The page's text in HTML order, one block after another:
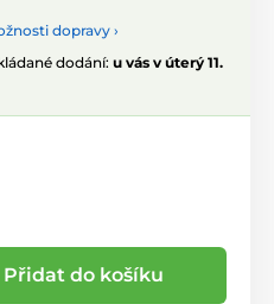
dopravy ›
dodání: u vás v úterý 11.
Přidat do košíku